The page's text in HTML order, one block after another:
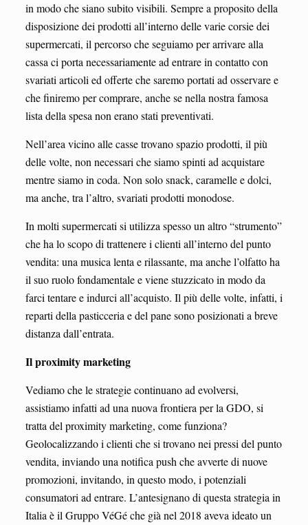
in modo che siano subito visibili. Sempre a proposito della
disposizione dei prodotti all’interno delle varie corsie dei
supermercati, il percorso che seguiamo per arrivare alla
cassa ci porta necessariamente ad entrare in contatto con
svariati articoli ed offerte che saremo portati ad osservare e
che finiremo per comprare, anche se nella nostra famosa
lista della spesa non erano stati preventivati.
Nell’area vicino alle casse trovano spazio prodotti, il più
delle volte, non necessari che siamo spinti ad acquistare
mentre siamo in coda. Non solo snack, caramelle e dolci,
ma anche, tra l’altro, svariati prodotti monodose.
In molti supermercati si utilizza spesso un altro “strumento”
che ha lo scopo di trattenere i clienti all’interno del punto
vendita: una musica lenta e rilassante, ma anche l’olfatto ha
il suo ruolo fondamentale e viene stuzzicato in modo da
farci tentare e indurci all’acquisto. Il più delle volte, infatti, i
reparti della pasticceria e del pane sono posizionati a breve
distanza dall’entrata.
Il proximity marketing
Vediamo che le strategie continuano ad evolversi,
assistiamo infatti ad una nuova frontiera per la GDO, si
tratta del proximity marketing, come funziona?
Geolocalizzando i clienti che si trovano nei pressi del punto
vendita, inviando una notifica push che avverte di nuove
promozioni, invitando, in questo modo, i potenziali
consumatori ad entrare. L’antesignano di questa strategia in
Italia è il Gruppo VéGé che già nel 2018 aveva ideato un